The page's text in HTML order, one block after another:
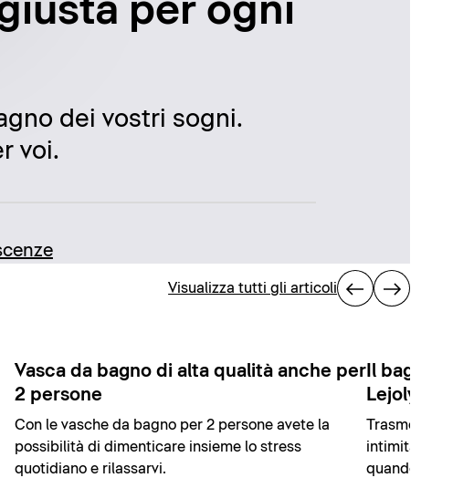
per ogni
dei vostri sogni.
voi.
Visualizza tutti gli articoli
Vasca da bagno di alta qualità anche per
2 persone
Con le vasche da bagno per 2 persone avete la
possibilità di dimenticare insieme lo stress
quotidiano e rilassarvi.
Il bagno
Lejoly
Trasmettere
intimità:
quando ha